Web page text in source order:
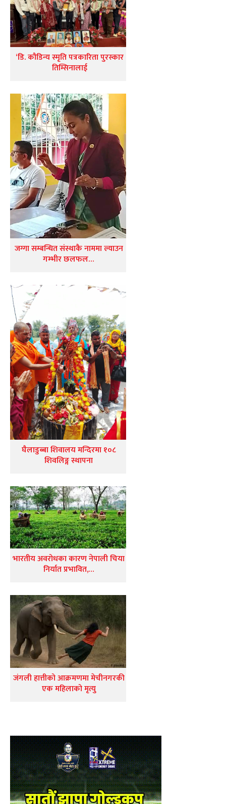
‘डि. कौडिन्य स्मृति पत्रकारिता पुरस्कार
तिम्सिनालाई
जग्गा सम्बन्धित संस्थाकै नाममा ल्याउन
गम्भीर छलफल…
घैलाडुब्बा शिवालय मन्दिरमा १०८
शिवलिङ्ग स्थापना
भारतीय अवरोधका कारण नेपाली चिया
निर्यात प्रभावित,…
जंगली हात्तीको आक्रमणमा मेचीनगरकी
एक महिलाको मृत्यु